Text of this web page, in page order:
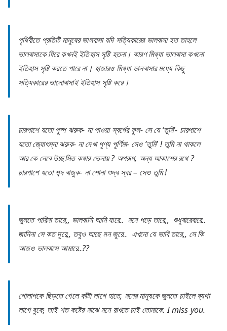
পৃথিবীতে প্রতিটি মানুষের ভালবাসা যদি সত্যিকারের ভালবাসা হত তাহলে
ভালবাসাকে ঘিরে কখনই ইতিহাস সৃষ্টি হতনা। কারণ মিথ্যা ভালবাসা কখনো
ইতিহাস সৃষ্টি করতে পারে না। হাজারও মিথ্যা ভালবাসার মধ্যে কিছু
সত্যিকারের ভালোবাসাই ইতিহাস সৃষ্টি করে।
চারপাশে যতো পুষ্প ঝরুক- না পাওয়া স্বর্গের ফুল- সে যে ‘তুমি’- চারপাশে
যতো জ্যোৎস্না ঝরুক- না দেখা পূণ্য পূর্ণিমা- সেও ‘তুমি’ ! তুমি না থাকলে
আর কে নেবে উচ্ছসিত কথার ভেলায় ? অপরূপ, অন্য আকাশের রথে ?
চারপাশে যতো শব্দ বাজুক- না শোনা শুদ্ধ স্বর – সেও তুমি !
ভুলতে পারিনা তারে,, ভালবাসি আমি যারে.. মনে পড়ে তারে,, শুধুবারেবারে..
জানিনা সে কত দূরে,, তবুও আছে মন জুরে.. এখনো যে ভাবি তারে,, সে কি
আজও ভালবাসে আমারে..??
গোলাপকে ছিড়তে গেলে কাঁটা লাগে হাতে, মনের মানুষকে ভুলতে চাইলে ব্যথা
লাগে বুকে, তাই শত কষ্টের মাঝে মনে রাখতে চাই তোমাকে. I miss you.